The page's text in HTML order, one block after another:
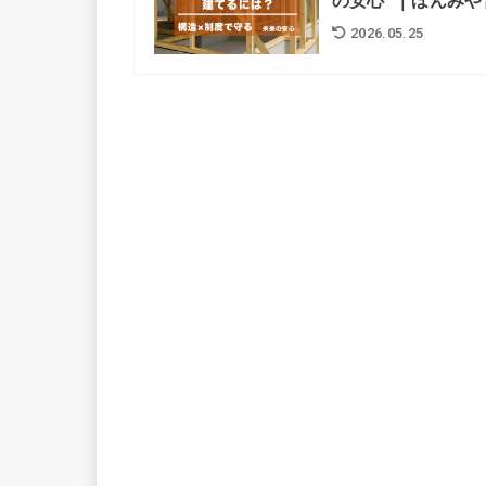
2026.05.25